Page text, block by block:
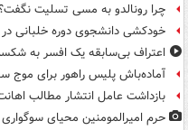
چرا رونالدو به مسی تسلیت
خودکشی دانشجوی دوره خلبانی
اعتراف بی‌سابقه یک افسر به شکست
آماده‌باش پلیس راهور برای موج
بازداشت عامل انتشار مطالب
حرم امیرالمومنین محیای